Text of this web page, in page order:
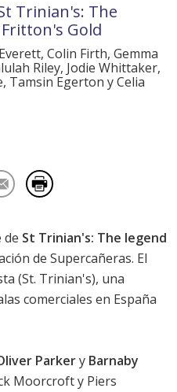
Trinian's: The
Gold
Colin Firth, Gemma
Riley, Jodie Whittaker,
Tamsin Egerton y Celia
de St Trinian's: The legend
de Supercañeras. El
(St. Trinian's), una
comerciales en España
Parkery Barnaby
Moorcroft y Piers